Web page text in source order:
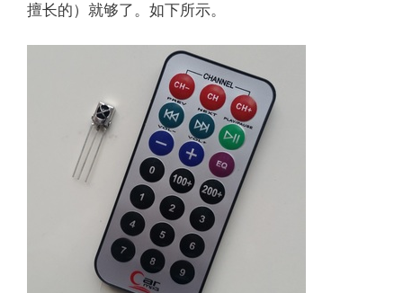
擅长的）就够了。如下所示。